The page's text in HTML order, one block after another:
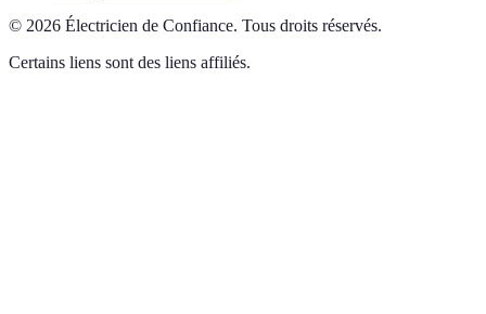
© 2026 Électricien de Confiance. Tous droits réservés.
Certains liens sont des liens affiliés.